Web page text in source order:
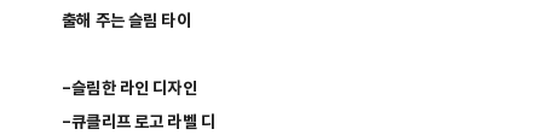
출해 주는 슬림 타이
-슬림한 라인 디자인
-큐클리프 로고 라벨 디